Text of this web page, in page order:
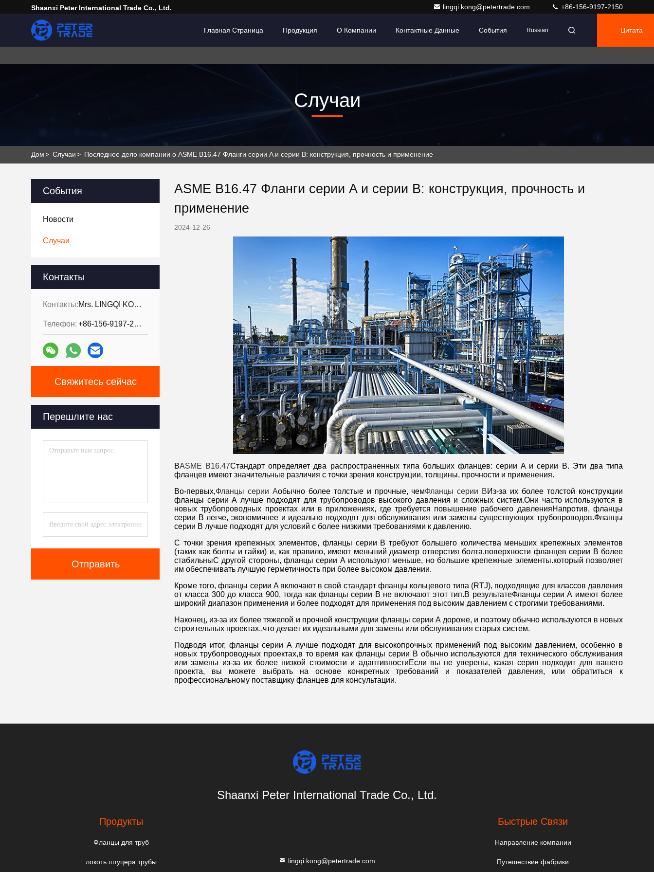
Shaanxi Peter International Trade Co., Ltd. lingqi.kong@petertrade.com +86-156-9197-2150
Главная Страница Продукция О Компании Контактные Данные События Russian Цитата
Случаи
Дом> Случаи> Последнее дело компании о ASME B16.47 Фланги серии A и серии B: конструкция, прочность и применение
События
Новости
Случаи
Контакты
Контакты: Mrs. LINGQI KONG
Телефон: +86-156-9197-2150
Свяжитесь сейчас
Перешлите нас
Отправить
ASME B16.47 Фланги серии A и серии B: конструкция, прочность и
применение
2024-12-26
ВASME B16.47Стандарт определяет два распространенных типа больших фланцев: серии A и серии B. Эти два типа
фланцев имеют значительные различия с точки зрения конструкции, толщины, прочности и применения.
Во-первых,Фланцы серии Аобычно более толстые и прочные, чемФланцы серии BИз-за их более толстой конструкции
фланцы серии А лучше подходят для трубопроводов высокого давления и сложных систем.Они часто используются в
новых трубопроводных проектах или в приложениях, где требуется повышение рабочего давленияНапротив, фланцы
серии B легче, экономичнее и идеально подходят для обслуживания или замены существующих трубопроводов.Фланцы
серии B лучше подходят для условий с более низкими требованиями к давлению.
С точки зрения крепежных элементов, фланцы серии B требуют большего количества меньших крепежных элементов
(таких как болты и гайки) и, как правило, имеют меньший диаметр отверстия болта.поверхности фланцев серии B более
стабильныС другой стороны, фланцы серии А используют меньше, но большие крепежные элементы.который позволяет
им обеспечивать лучшую герметичность при более высоком давлении.
Кроме того, фланцы серии A включают в свой стандарт фланцы кольцевого типа (RTJ), подходящие для классов давления
от класса 300 до класса 900, тогда как фланцы серии B не включают этот тип.В результатеФланцы серии А имеют более
широкий диапазон применения и более подходят для применения под высоким давлением с строгими требованиями.
Наконец, из-за их более тяжелой и прочной конструкции фланцы серии А дороже, и поэтому обычно используются в новых
строительных проектах.,что делает их идеальными для замены или обслуживания старых систем.
Подводя итог, фланцы серии А лучше подходят для высокопрочных применений под высоким давлением, особенно в
новых трубопроводных проектах,в то время как фланцы серии B обычно используются для технического обслуживания
или замены из-за их более низкой стоимости и адаптивностиЕсли вы не уверены, какая серия подходит для вашего
проекта, вы можете выбрать на основе конкретных требований и показателей давления, или обратиться к
профессиональному поставщику фланцев для консультации.
Shaanxi Peter International Trade Co., Ltd.
Продукты
Фланцы для труб
локоть штуцера трубы lingqi.kong@petertrade.com
Быстрые Связи
Направление компании
Путешествие фабрики